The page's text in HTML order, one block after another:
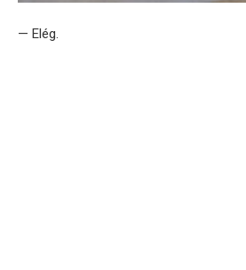
— Elég.